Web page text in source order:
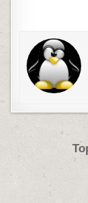
Post